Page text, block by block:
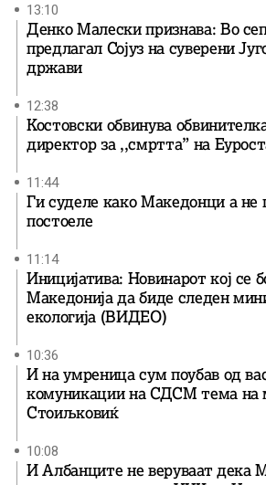
13:10
Денко Малески признава: Во
предлагал Сојуз на суверени
држави
12:38
Костовски обвинува
директор за ,,смртта” на
11:44
Ги суделе како Македонци а не
постоеле
11:14
Иницијатива: Новинарот кој се
Македонија да биде следен
екологија (ВИДЕО)
10:36
И на умреница сум поубав од
комуникации на СДСМ тема на
Стоиљковиќ
10:08
И Албанците не веруваат дека